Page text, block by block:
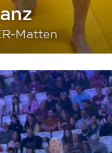
Matten